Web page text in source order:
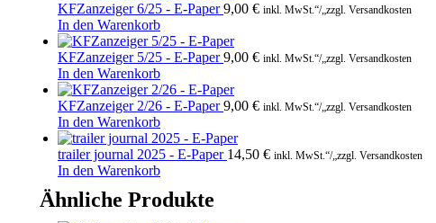
KFZanzeiger 6/25 - E-Paper9,00 € inkl. MwSt.“/„zzgl. Versandkosten
In den Warenkorb
KFZanzeiger 5/25 - E-Paper9,00 € inkl. MwSt.“/„zzgl. Versandkosten
In den Warenkorb
KFZanzeiger 2/26 - E-Paper9,00 € inkl. MwSt.“/„zzgl. Versandkosten
In den Warenkorb
trailer journal 2025 - E-Paper 14,50 € inkl. MwSt.“/„zzgl. Versandkosten
In den Warenkorb
Ähnliche Produkte